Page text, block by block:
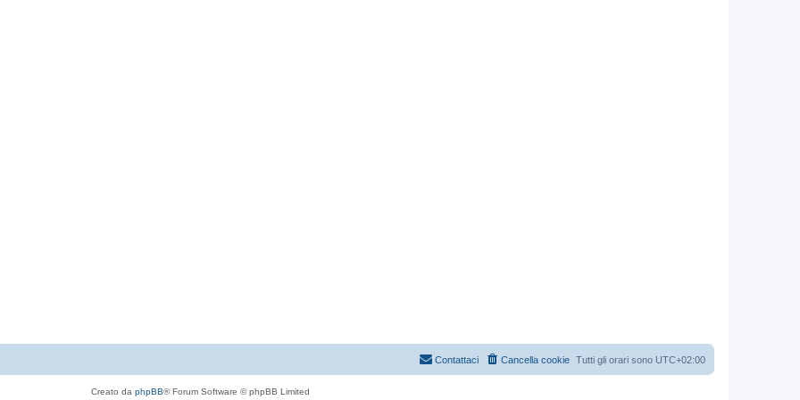
Tutti gli orari sono UTC+02:00
Cancella cookie
Contattaci
Creato da phpBB® Forum Software © phpBB Limited